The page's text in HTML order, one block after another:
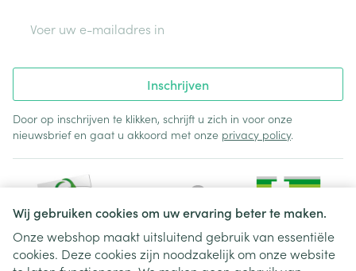
Wij gebruiken cookies om uw ervaring beter te maken.
Onze webshop maakt uitsluitend gebruik van essentiële
cookies. Deze cookies zijn noodzakelijk om onze website
Inschrijven
Door op inschrijven te klikken, schrijft u zich in voor onze
nieuwsbrief en gaat u akkoord met onze privacy policy.
Juridische links